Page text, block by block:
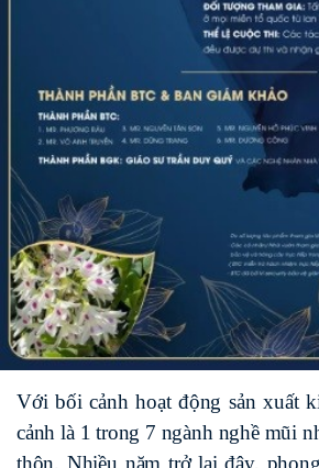
Với bối cảnh hoạt động sản xuất
cảnh là 1 trong 7 ngành nghề mũi
thôn. Nhiều năm trở lại đây,